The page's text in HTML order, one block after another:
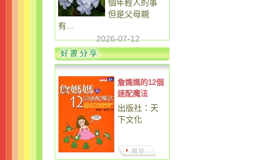
個年輕人的事
但是父母親
有...
2026-07-12
詹媽媽的12個
速配魔法
出版社：天
下文化